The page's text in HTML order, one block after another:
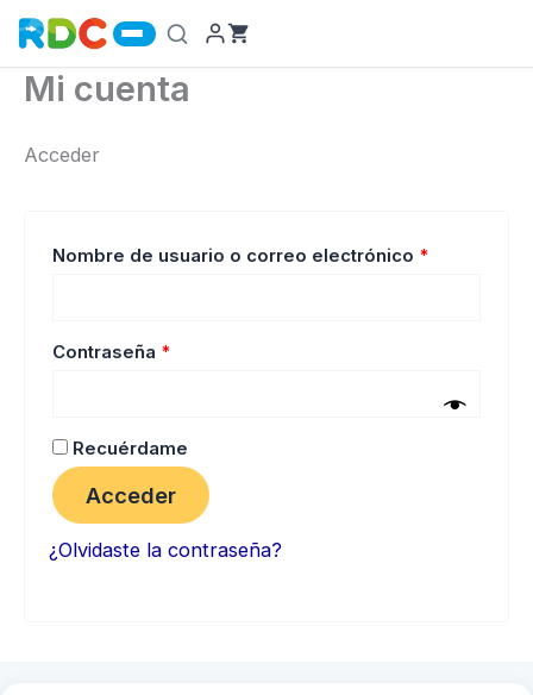
contenido
Mi cuenta
Acceder
Nombre de usuario o correo electrónico *
Contraseña *
Recuérdame
Acceder
¿Olvidaste la contraseña?